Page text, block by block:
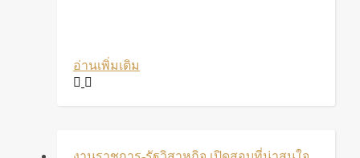
อ่านเพิ่มเติม